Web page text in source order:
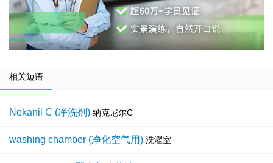
相关短语
Nekanil C (净洗剂) 纳克尼尔C
washing chamber (净化空气用) 洗濯室